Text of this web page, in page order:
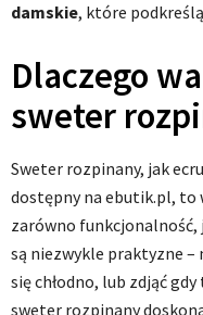
damskie, które
Dlaczego
sweter
Sweter rozpinany, jak
dostępny na ebutik.pl, to
zarówno funkcjonalność,
są niezwykle praktyzne –
się chłodno, lub zdjąć
sweter rozpinany